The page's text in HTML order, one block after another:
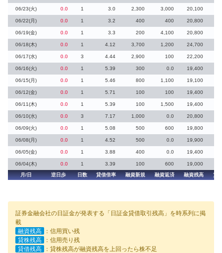
06/23(火) 0.0 1 3.0 2,300 3,000 20,100
06/22(月) 0.0 1 3.2 400 400 20,800
06/19(金) 0.0 1 3.3 200 4,100 20,800
06/18(木) 0.0 1 4.12 3,700 1,200 24,700
06/17(水) 0.0 3 4.44 2,900 100 22,200
06/16(火) 0.0 1 5.39 300 0.0 19,400
06/15(月) 0.0 1 5.46 800 1,100 19,100
06/12(金) 0.0 1 5.71 100 100 19,400
06/11(木) 0.0 1 5.39 100 1,500 19,400
06/10(水) 0.0 3 7.17 1,000 0.0 20,800
06/09(火) 0.0 1 5.08 500 600 19,800
06/08(月) 0.0 1 4.52 500 0.0 19,900
06/05(金) 0.0 1 3.88 400 0.0 19,400
06/04(木) 0.0 1 3.39 100 600
19,000
月/日
逆日歩 日数 貸借倍率 融資新規 融資返済 融資残高 貸
証券金融会社の日証金が発表する「日証金貸借取引残高」を時系列に掲
載
融資残高
：信用買い残
貸株残高
：信用売り残
貸借残高
：貸株残高が融資残高を上回ったら株不足